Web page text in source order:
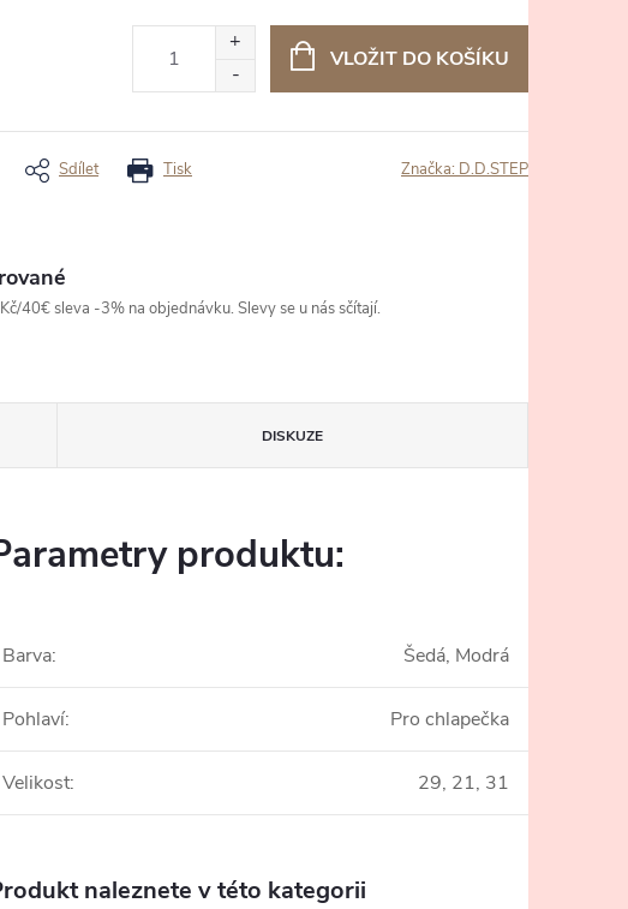
VLOŽIT DO KOŠÍKU
Tisk
Sdílet Značka: D.D.STEP
40€ sleva -3% na objednávku. Slevy se u nás sčítají.
DISKUZE
produktu:
Barva: Šedá, Modrá
Pohlaví: Pro chlapečka
Velikost: 29, 21, 31
naleznete v této kategorii